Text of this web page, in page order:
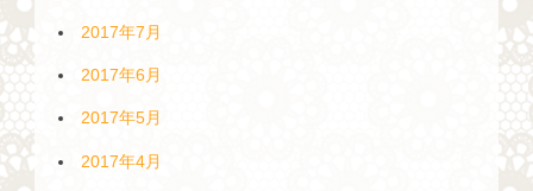
2017年7月
2017年6月
2017年5月
2017年4月